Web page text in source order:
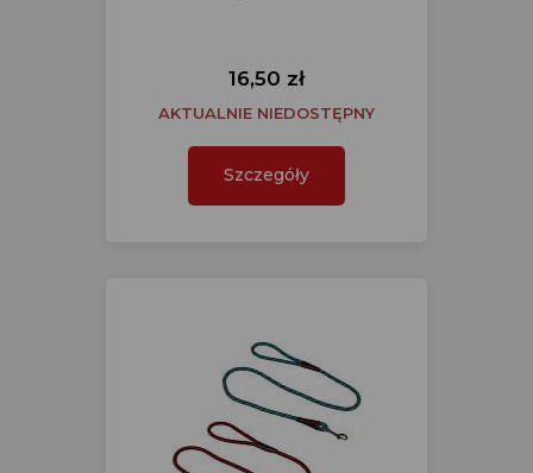
16,50 zł
AKTUALNIE NIEDOSTĘPNY
Szczegóły